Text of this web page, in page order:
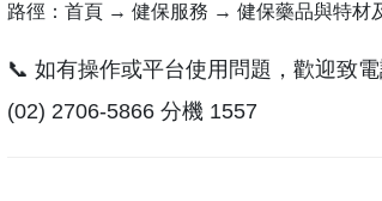
路徑：首頁 → 健保服務 → 健保藥品與特
📞 如有操作或平台使用問題，歡迎致電
(02) 2706-5866 分機 1557